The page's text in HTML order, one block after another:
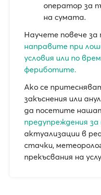
оператор за
на сумата.
Научете повече за
направите при
условия или по
фериботите.
Ако се
закъснения или
да посетите
предупреждения
актуализации в
стачки,
прекъсвания на